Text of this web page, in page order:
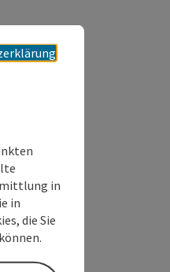
in
in
die Sie